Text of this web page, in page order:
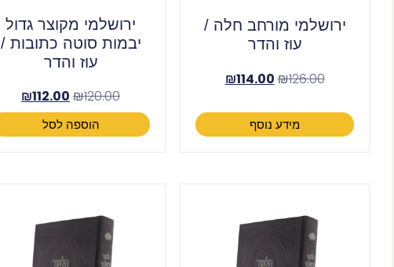
ירושלמי מורחב חלה /
עוז והדר
₪126.00
₪114.00
מידע נוסף
ירושלמי מקוצר גדול
יבמות סוטה כתובות /
עוז והדר
₪120.00
₪112.00
הוספה לסל